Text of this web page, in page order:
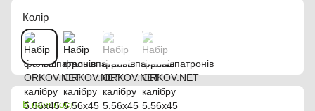
Колір
В наявності